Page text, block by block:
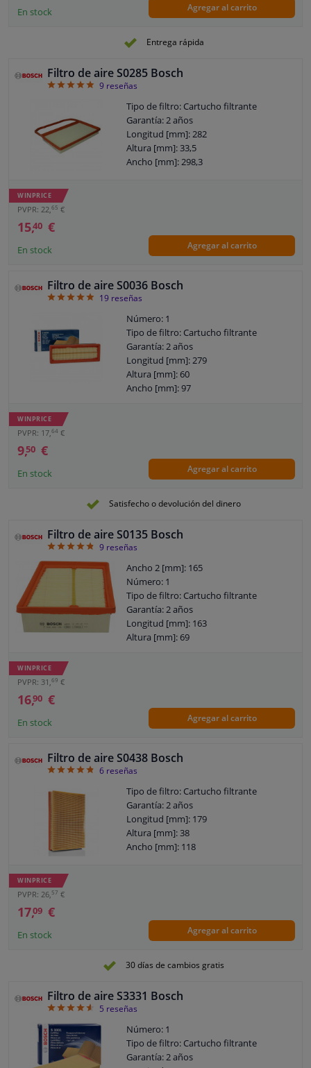
En stock Agregar al carrito
Entrega rápida
Filtro de aire S0285 Bosch
4.89
9 reseñas
Tipo de filtro: Cartucho filtrante
Garantía: 2 años
Longitud [mm]: 282
Altura [mm]: 33,5
Ancho [mm]: 298,3
WINPRICE
PVPR: 22,65 €
15,40 €
En stock Agregar al carrito
Filtro de aire S0036 Bosch
4.89
19 reseñas
Número: 1
Tipo de filtro: Cartucho filtrante
Garantía: 2 años
Longitud [mm]: 279
Altura [mm]: 60
Ancho [mm]: 97
WINPRICE
PVPR: 17,64 €
9,50 €
En stock Agregar al carrito
Satisfecho o devolución del dinero
Filtro de aire S0135 Bosch
4.78
9 reseñas
Ancho 2 [mm]: 165
Número: 1
Tipo de filtro: Cartucho filtrante
Garantía: 2 años
Longitud [mm]: 163
Altura [mm]: 69
WINPRICE
PVPR: 31,69 €
16,90 €
En stock Agregar al carrito
Filtro de aire S0438 Bosch
4.83
6 reseñas
Tipo de filtro: Cartucho filtrante
Garantía: 2 años
Longitud [mm]: 179
Altura [mm]: 38
Ancho [mm]: 118
WINPRICE
PVPR: 26,57 €
17,09 €
En stock Agregar al carrito
30 días de cambios gratis
Filtro de aire S3331 Bosch
4.6
5 reseñas
Número: 1
Tipo de filtro: Cartucho filtrante
Garantía: 2 años